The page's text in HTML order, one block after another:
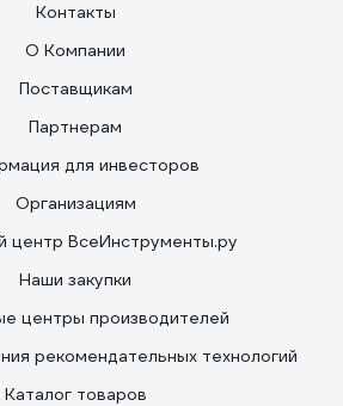
Контакты
О Компании
Поставщикам
Партнерам
для инвесторов
Организациям
центр ВсеИнструменты.ру
Наши закупки
центры производителей
рекомендательных технологий
Каталог товаров